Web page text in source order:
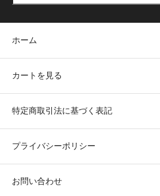
ホーム
カートを見る
特定商取引法に基づく表記
プライバシーポリシー
お問い合わせ